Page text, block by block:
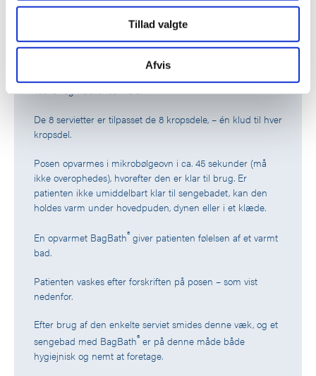
at analysere vores trafik. Vi deler også oplysninger om
din brug af vores hjemmeside med vores partnere inden
for sociale medier, annonceringspartnere og
analysepartnere. Vores partnere kan kombinere disse
de har indsamlet fra din brug af deres tjenester.
Tillad valgte
Afvis
systemet består af en genlukkelig pose med 8
vaske- og hudrensemidler.
De 8 servietter er tilpasset de 8 kropsdele, – én klud til hver
kropsdel.
Posen opvarmes i mikrobølgeovn i ca. 45 sekunder (må
ikke overophedes), hvorefter den er klar til brug. Er
patienten ikke umiddelbart klar til sengebadet, kan den
holdes varm under hovedpuden, dynen eller i et klæde.
En opvarmet BagBath® giver patienten følelsen af et varmt
bad.
Patienten vaskes efter forskriften på posen – som vist
nedenfor.
Efter brug af den enkelte serviet smides denne væk, og et
sengebad med BagBath® er på denne måde både
hygiejnisk og nemt at foretage.